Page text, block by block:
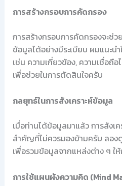
การสร้างกรอบการคัดกรอง
การสร้างกรอบการคัดกรองจะช่ว
ข้อมูลได้อย่างมีระเบียบ ผมแนะน
เช่น ความเกี่ยวข้อง, ความเชื่อถื
เพื่อช่วยในการตัดสินใจครับ
กลยุทธ์ในการสังเคราะห์ข้อมูล
เมื่อท่านได้ข้อมูลมาแล้ว การสังเ
สำคัญที่ไม่ควรมองข้ามครับ ลอง
เพื่อรวมข้อมูลจากแหล่งต่าง ๆ ใ
การใช้แผนผังความคิด (Mind